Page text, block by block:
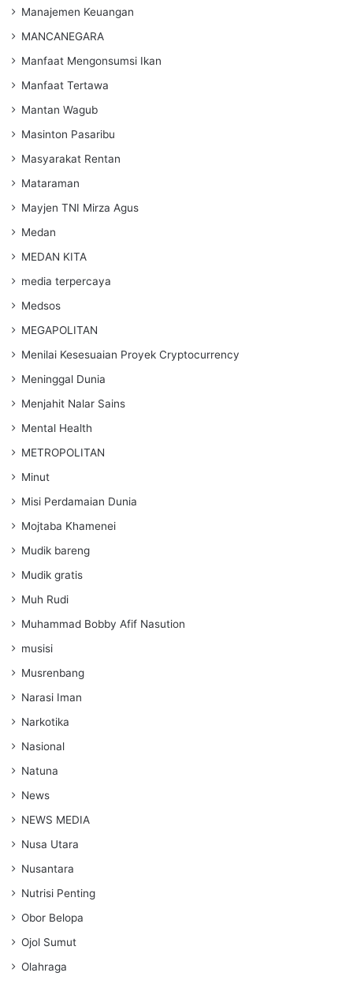
Manajemen Keuangan
MANCANEGARA
Manfaat Mengonsumsi Ikan
Manfaat Tertawa
Mantan Wagub
Masinton Pasaribu
Masyarakat Rentan
Mataraman
Mayjen TNI Mirza Agus
Medan
MEDAN KITA
media terpercaya
Medsos
MEGAPOLITAN
Menilai Kesesuaian Proyek Cryptocurrency
Meninggal Dunia
Menjahit Nalar Sains
Mental Health
METROPOLITAN
Minut
Misi Perdamaian Dunia
Mojtaba Khamenei
Mudik bareng
Mudik gratis
Muh Rudi
Muhammad Bobby Afif Nasution
musisi
Musrenbang
Narasi Iman
Narkotika
Nasional
Natuna
News
NEWS MEDIA
Nusa Utara
Nusantara
Nutrisi Penting
Obor Belopa
Ojol Sumut
Olahraga